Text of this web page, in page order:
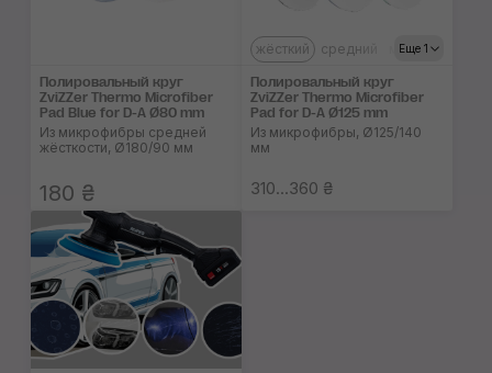
Полировальный круг
ZviZZer Thermo Microfiber
Pad Blue for D-A Ø80 mm
Из микрофибры средней
жёсткости, Ø180/90 мм
180 ₴
Еще 1
жёсткий средний мягкий
Полировальный круг
ZviZZer Thermo Microfiber
Pad for D-A Ø125 mm
Из микрофибры, Ø125/140
мм
310...360 ₴